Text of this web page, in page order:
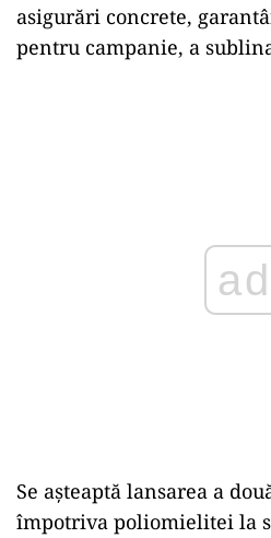
asigurări concrete,
pentru campanie, a
ad
Se așteaptă lansarea a
împotriva poliomielitei la